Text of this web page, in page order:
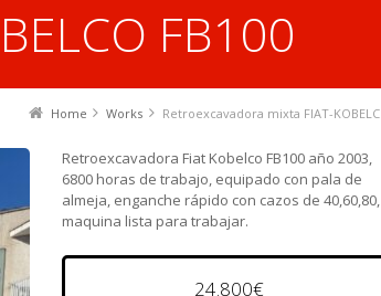
FB100
Home Works Retroexcavadora mixta FIAT-KOBELCO FB100
Retroexcavadora Fiat Kobelco FB100 año 2003,
6800 horas de trabajo, equipado con pala de
almeja, enganche rápido con cazos de 40,60,80,
maquina lista para trabajar.
24.800€